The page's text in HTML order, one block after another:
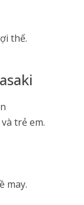
thế.
trẻ em.
may.